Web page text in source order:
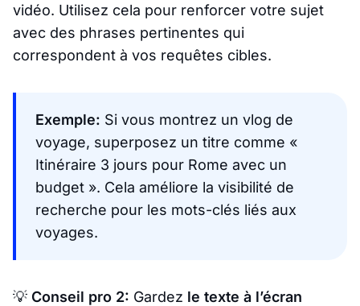
vidéo. Utilisez cela pour renforcer votre sujet
avec des phrases pertinentes qui
correspondent à vos requêtes cibles.
Exemple: Si vous montrez un vlog de
voyage, superposez un titre comme «
Itinéraire 3 jours pour Rome avec un
budget ». Cela améliore la visibilité de
recherche pour les mots-clés liés aux
voyages.
💡 Conseil pro 2: Gardez le texte à l’écran